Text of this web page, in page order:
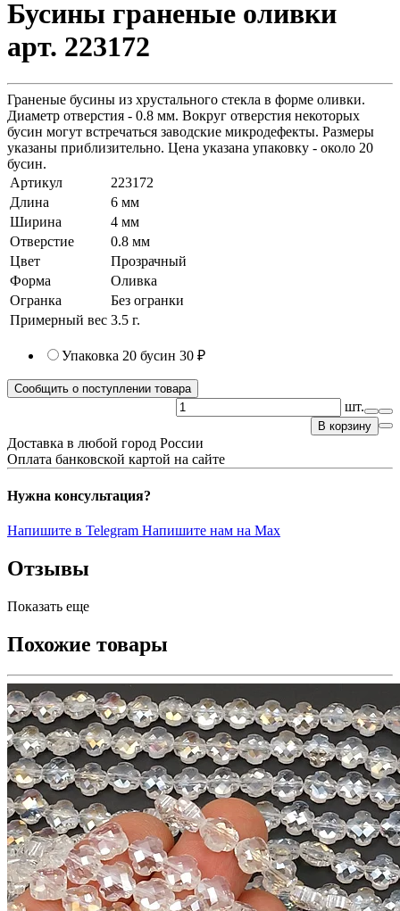
Бусины граненые оливки
арт. 223172
Граненые бусины из хрустального стекла в форме оливки.
Диаметр отверстия - 0.8 мм. Вокруг отверстия некоторых
бусин могут встречаться заводские микродефекты. Размеры
указаны приблизительно. Цена указана упаковку - около 20
бусин.
Артикул
223172
Длина
6 мм
Ширина
4 мм
Отверстие
0.8 мм
Цвет
Прозрачный
Форма
Оливка
Огранка
Без огранки
Примерный вес 3.5 г.
Упаковка 20 бусин 30 ₽
Сообщить о поступлении товара
шт.
В корзину
Доставка в любой город России
Оплата банковской картой на сайте
Нужна консультация?
Напишите в Telegram Напишите нам на Max
Отзывы
Показать еще
Похожие товары